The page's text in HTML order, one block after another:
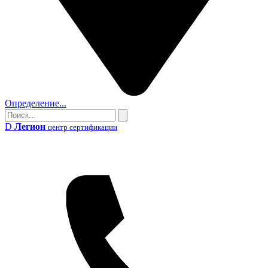
Определение...
Поиск
Поиск
D Легион центр сертификации